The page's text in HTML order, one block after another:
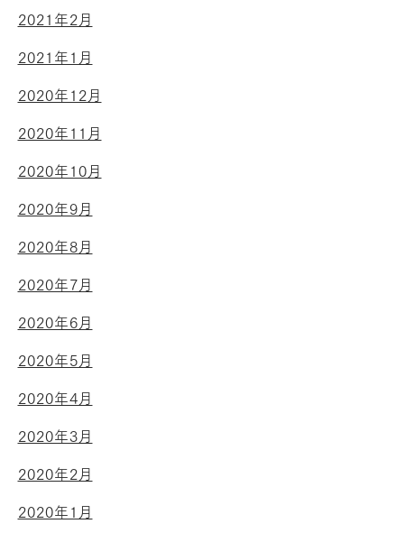
2021年2月
2021年1月
2020年12月
2020年11月
2020年10月
2020年9月
2020年8月
2020年7月
2020年6月
2020年5月
2020年4月
2020年3月
2020年2月
2020年1月